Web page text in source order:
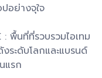
อย่างจุใจ
พื้นที่ที่รวบรวมไอเทม
ระดับโลกและแบรนด์
แรก